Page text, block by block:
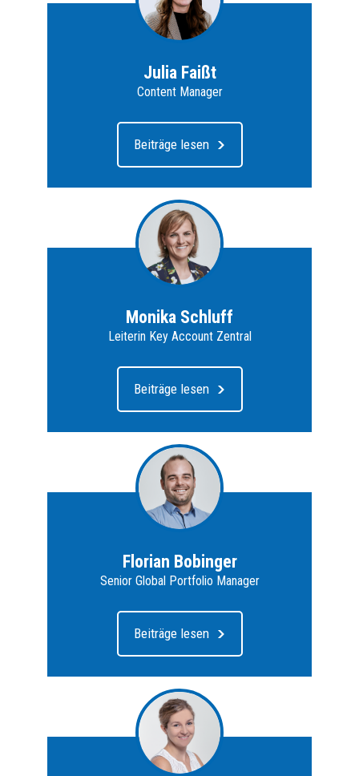
Julia Faißt
Content Manager
Beiträge lesen
Monika Schluff
Leiterin Key Account Zentral
Beiträge lesen
Florian Bobinger
Senior Global Portfolio Manager
Beiträge lesen